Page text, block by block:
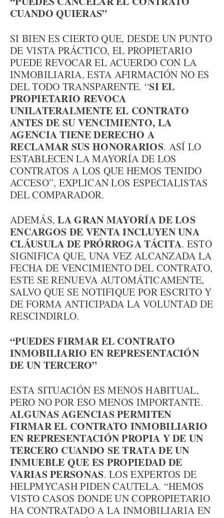
CUANDO QUIERAS”
SI BIEN ES CIERTO QUE, DESDE UN PUNTO
DE VISTA PRÁCTICO, EL PROPIETARIO
PUEDE REVOCAR EL ACUERDO CON LA
INMOBILIARIA, ESTA AFIRMACIÓN NO ES
DEL TODO TRANSPARENTE. “SI EL
PROPIETARIO REVOCA
UNILATERALMENTE EL CONTRATO
ANTES DE SU VENCIMIENTO, LA
AGENCIA TIENE DERECHO A
RECLAMAR SUS HONORARIOS. ASÍ LO
ESTABLECEN LA MAYORÍA DE LOS
CONTRATOS A LOS QUE HEMOS TENIDO
ACCESO”, EXPLICAN LOS ESPECIALISTAS
DEL COMPARADOR.
ADEMÁS,LA GRAN MAYORÍA DE LOS
ENCARGOS DE VENTA INCLUYEN UNA
CLÁUSULA DE PRÓRROGA TÁCITA. ESTO
SIGNIFICA QUE, UNA VEZ ALCANZADA LA
FECHA DE VENCIMIENTO DEL CONTRATO,
ESTE SE RENUEVA AUTOMÁTICAMENTE,
SALVO QUE SE NOTIFIQUE POR ESCRITO Y
DE FORMA ANTICIPADA LA VOLUNTAD DE
RESCINDIRLO.
“PUEDES FIRMAR EL CONTRATO
INMOBILIARIO EN REPRESENTACIÓN
DE UN TERCERO”
ESTA SITUACIÓN ES MENOS HABITUAL,
PERO NO POR ESO MENOS IMPORTANTE.
ALGUNAS AGENCIAS PERMITEN
FIRMAR EL CONTRATO INMOBILIARIO
EN REPRESENTACIÓN PROPIA Y DE UN
TERCERO CUANDO SE TRATA DE UN
INMUEBLE QUE ES PROPIEDAD DE
VARIAS PERSONAS. LOS EXPERTOS DE
HELPMYCASH PIDEN CAUTELA. “HEMOS
VISTO CASOS DONDE UN COPROPIETARIO
HA CONTRATADO A LA INMOBILIARIA EN